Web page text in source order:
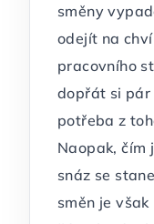
směny
odejít na
pracovního
dopřát si pár
potřeba z
Naopak, čím
snáz se
směn je